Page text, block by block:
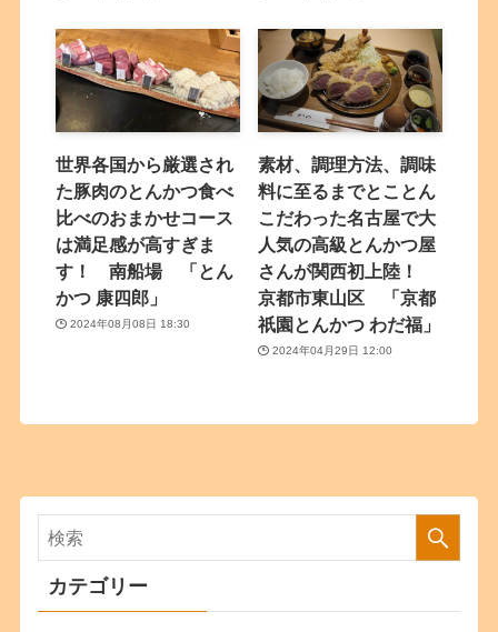
世界各国から厳選され
た豚肉のとんかつ食べ
比べのおまかせコース
は満足感が高すぎま
す！ 南船場 「とん
かつ 康四郎」
2024年08月08日 18:30
素材、調理方法、調味
料に至るまでとことん
こだわった名古屋で大
人気の高級とんかつ屋
さんが関西初上陸！
京都市東山区 「京都
祇園とんかつ わだ福」
2024年04月29日 12:00
カテゴリー